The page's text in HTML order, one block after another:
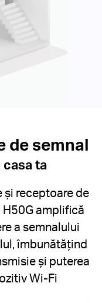
de semnal
ta
și receptoare de
amplifică
a semnalului
îmbunătățind
și puterea
Wi-Fi